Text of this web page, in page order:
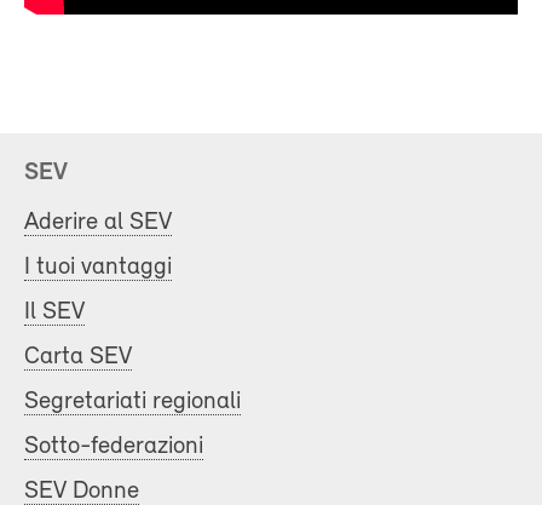
SEV
Aderire al SEV
I tuoi vantaggi
Il SEV
Carta SEV
Segretariati regionali
Sotto-federazioni
SEV Donne